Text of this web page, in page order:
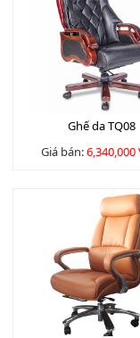
Ghế da TQ08
Giá bán: